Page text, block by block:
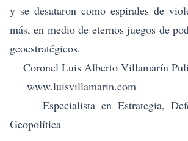
y se desataron como espirales de
más, en medio de eternos juegos de
geoestratégicos.
Coronel Luis Alberto Villamarín
www.luisvillamarin.com
Especialista en Estrategia,
Geopolítica